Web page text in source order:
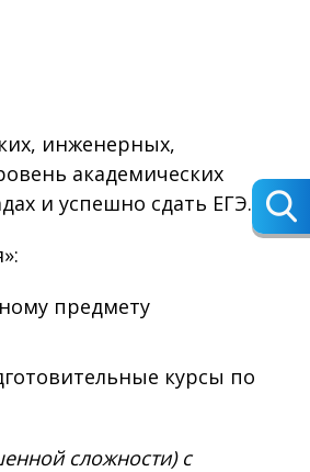
инженерных,
академических
и успешно сдать ЕГЭ.
предмету
курсы по
сложности) с